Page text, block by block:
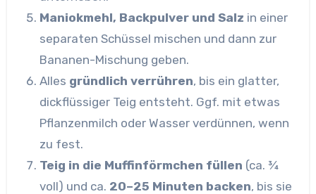
Maniokmehl, Backpulver und Salz in einer
separaten Schüssel mischen und dann zur
Bananen-Mischung geben.
Alles gründlich verrühren, bis ein glatter,
dickflüssiger Teig entsteht. Ggf. mit etwas
Pflanzenmilch oder Wasser verdünnen, wenn
zu fest.
Teig in die Muffinförmchen füllen (ca. ¾
voll) und ca. 20–25 Minuten backen, bis sie